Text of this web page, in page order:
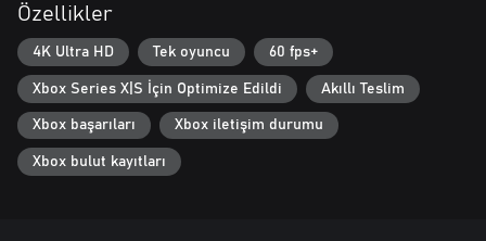
Özellikler
4K Ultra HD Tek oyuncu 60 fps+
Xbox Series X|S İçin Optimize Edildi Akıllı Teslim
Xbox başarıları Xbox iletişim durumu
Xbox bulut kayıtları